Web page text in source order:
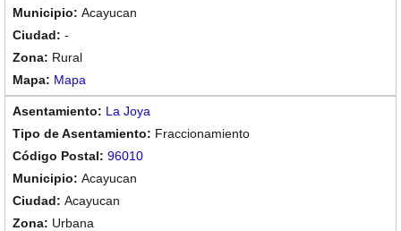
Acayucan
-
Rural
Mapa
La Joya
Fraccionamiento
96010
Acayucan
Acayucan
Urbana